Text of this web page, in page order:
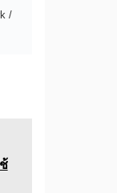
/